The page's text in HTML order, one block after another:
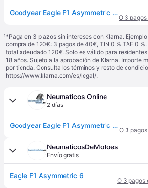
Goodyear Eagle F1 Asymmetric 6 ( 235/45 R19 99V XL EVR, con protector de llanta (MFS) ) - negro
O 3 pagos
¹*Paga en 3 plazos sin intereses con Klarna.
compra de 120€: 3 pagos de 40€, TIN 0 % TAE 0
total adeudado 120€. Solo es válido para
18 años. Sujeto a la aprobación de Klarna. Importe
por tienda. Consulta los términos y resto de
https://www.klarna.com/es/legal/.
Neumaticos Online
2 días
Goodyear Eagle F1 Asymmetric 6 ( 235/45 R19 99V XL EVR, con protector de llanta (MFS) )
O 3 pagos
NeumaticosDeMotoes
Envío gratis
Eagle F1 Asymmetric 6
O 3 pagos